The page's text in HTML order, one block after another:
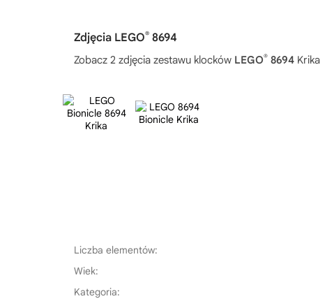
Zdjęcia LEGO® 8694
Zobacz 2 zdjęcia zestawu klocków LEGO® 8694 Krika
Liczba elementów:
Wiek:
Kategoria: